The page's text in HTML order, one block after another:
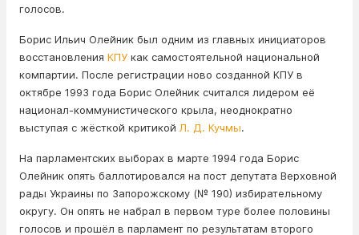
голосов.
Борис Ильич Олейник был одним из главных инициаторов
восстановления КПУ как самостоятельной национальной
компартии. После регистрации ново созданной КПУ в
октябре 1993 года Борис Олейник считался лидером её
национал-коммунистического крыла, неоднократно
выступая с жёсткой критикой Л. Д. Кучмы.
На парламентских выборах в марте 1994 года Борис
Олейник опять баллотировался на пост депутата Верховной
рады Украины по Запорожскому (№ 190) избирательному
округу. Он опять не набрал в первом туре более половины
голосов и прошёл в парламент по результатам второго